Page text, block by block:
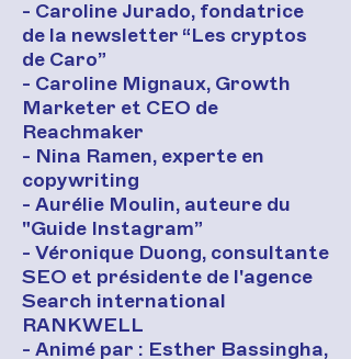
- Caroline Jurado, fondatrice
de la newsletter “Les cryptos
de Caro”
- Caroline Mignaux, Growth
Marketer et CEO de
Reachmaker
- Nina Ramen, experte en
copywriting
- Aurélie Moulin, auteure du
"Guide Instagram”
- Véronique Duong, consultante
SEO et présidente de l'agence
Search international
RANKWELL
- Animé par : Esther Bassingha,